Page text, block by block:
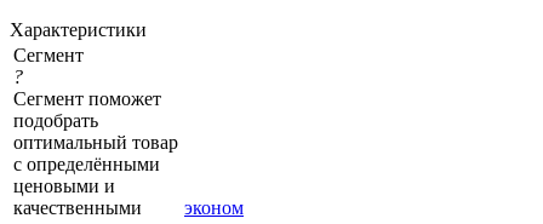
Характеристики
Сегмент
?
Сегмент поможет
подобрать
оптимальный товар
с определёнными
ценовыми и
качественными
эконом